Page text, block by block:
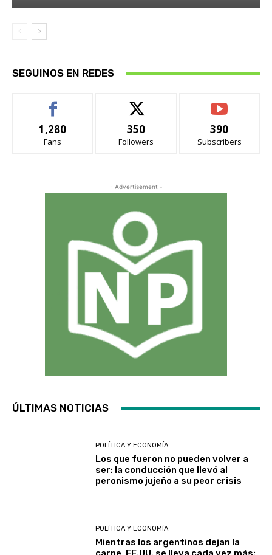
SEGUINOS EN REDES
1,280
Fans
350
Followers
390
Subscribers
- Advertisement -
ÚLTIMAS NOTICIAS
POLÍTICA Y ECONOMÍA
Los que fueron no pueden volver a
ser: la conducción que llevó al
peronismo jujeño a su peor crisis
POLÍTICA Y ECONOMÍA
Mientras los argentinos dejan la